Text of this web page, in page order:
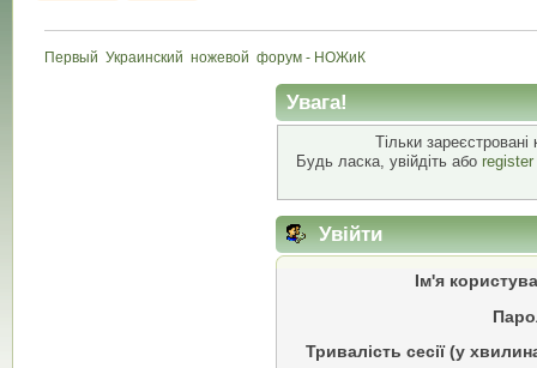
Первый  Украинский  ножевой  форум - НОЖиК
Увага!
Тільки
Будь ласка, увійдіть або
Увійти
Ім'я
Тривалість сесії (у